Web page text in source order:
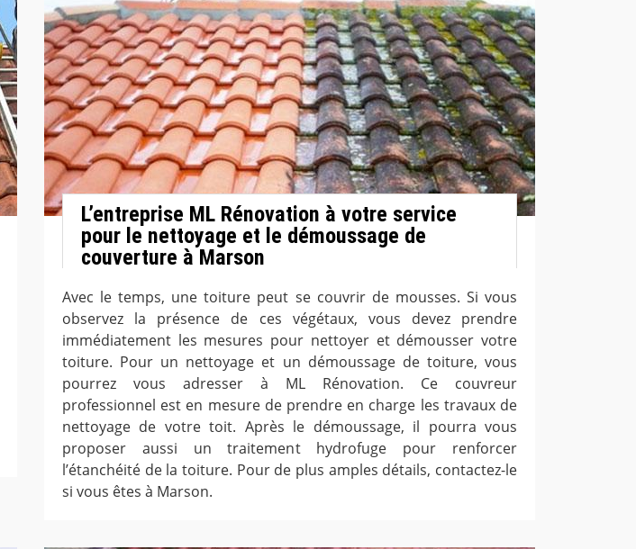
L’entreprise ML Rénovation à votre service
pour le nettoyage et le démoussage de
couverture à Marson
Avec le temps, une toiture peut se couvrir de mousses. Si vous
observez la présence de ces végétaux, vous devez prendre
immédiatement les mesures pour nettoyer et démousser votre
toiture. Pour un nettoyage et un démoussage de toiture, vous
pourrez vous adresser à ML Rénovation. Ce couvreur
professionnel est en mesure de prendre en charge les travaux de
nettoyage de votre toit. Après le démoussage, il pourra vous
proposer aussi un traitement hydrofuge pour renforcer
l’étanchéité de la toiture. Pour de plus amples détails, contactez-le
si vous êtes à Marson.